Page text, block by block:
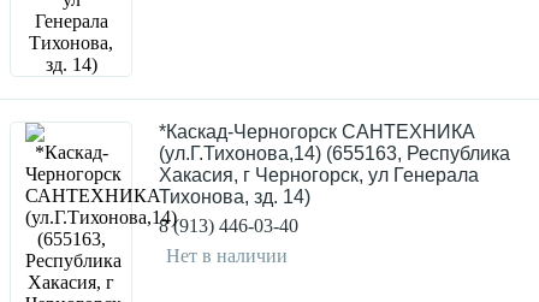
*Каскад-Черногорск САНТЕХНИКА
(ул.Г.Тихонова,14) (655163, Республика
Хакасия, г Черногорск, ул Генерала
Тихонова, зд. 14)
8 (913) 446-03-40
Нет в наличии